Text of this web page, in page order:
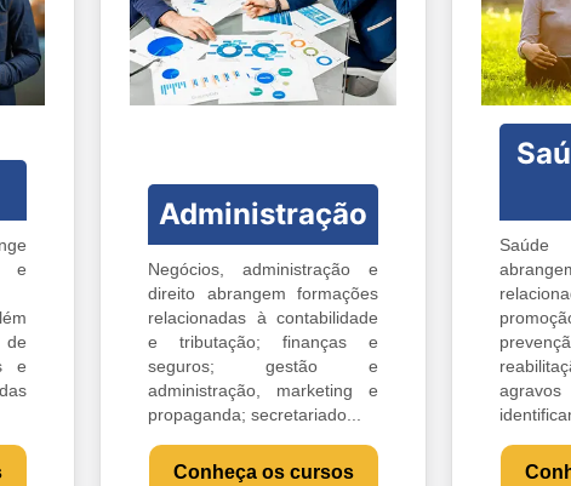
e
e
Administração
Negócios, administração e
direito abrangem formações
relacionadas à contabilidade
e tributação; finanças e
seguros; gestão e
administração, marketing e
propaganda; secretariado...
Conheça os cursos